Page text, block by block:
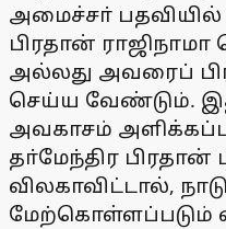
அமைச்சா் பதவியில்
பிரதான்
அல்லது அவரைப்
செய்ய வேண்டும்.
அவகாசம்
தா்மேந்திர பிரதான்
விலகாவிட்டால்,
மேற்கொள்ளப்படும்